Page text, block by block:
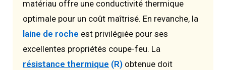
matériau offre une conductivité thermique
optimale pour un coût maîtrisé. En revanche, la
laine de roche est privilégiée pour ses
excellentes propriétés coupe-feu. La
résistance thermique (R) obtenue doit